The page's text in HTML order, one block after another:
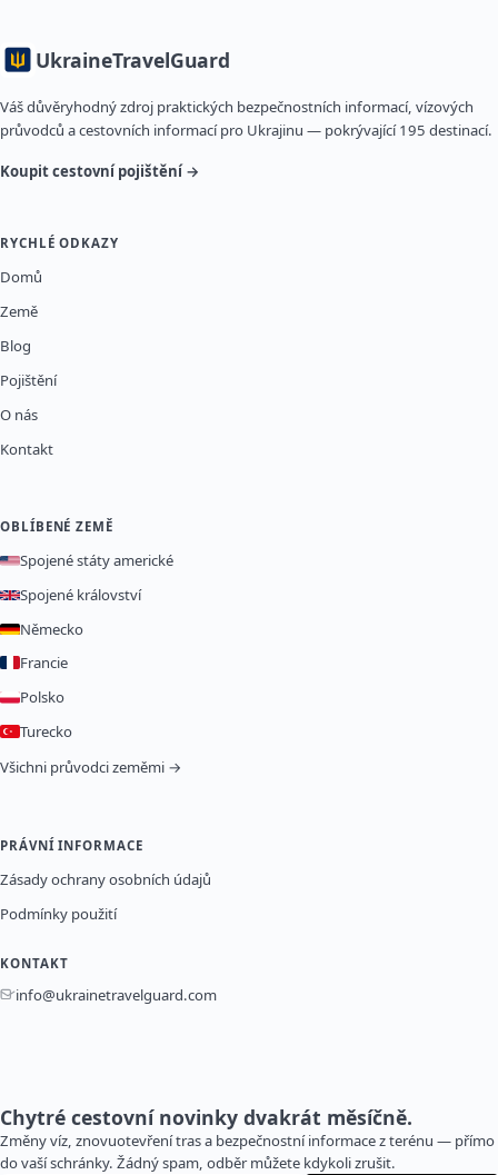
UkraineTravelGuard
Váš důvěryhodný zdroj praktických bezpečnostních informací, vízových
průvodců a cestovních informací pro Ukrajinu — pokrývající 195 destinací.
Koupit cestovní pojištění →
RYCHLÉ ODKAZY
Domů
Země
Blog
Pojištění
O nás
Kontakt
OBLÍBENÉ ZEMĚ
Spojené státy americké
Spojené království
Německo
Francie
Polsko
Turecko
Všichni průvodci zeměmi →
PRÁVNÍ INFORMACE
Zásady ochrany osobních údajů
Podmínky použití
KONTAKT
info@ukrainetravelguard.com
Chytré cestovní novinky dvakrát měsíčně.
Změny víz, znovuotevření tras a bezpečnostní informace z terénu — přímo
do vaší schránky. Žádný spam, odběr můžete kdykoli zrušit.